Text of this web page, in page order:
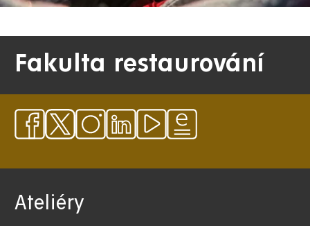
Fakulta restaurování
Ateliéry